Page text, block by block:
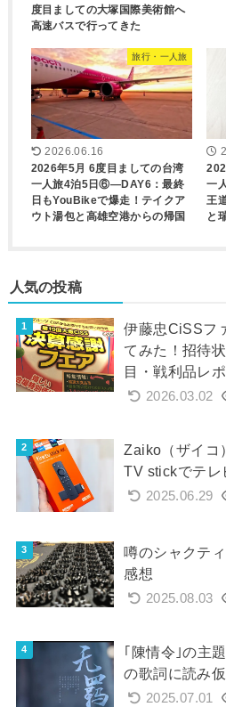
度目ましての大塚国際美術館へ
高速バスで行ってきた
旅行・一人旅
2026.06.16
2026年5月 6度目ましての台湾
一人旅4泊5日⑥―DAY6：最終
日もYouBikeで爆走！テイクア
ウト湯包と高雄空港からの帰国
一
王
と
人気の投稿
伊藤忠CiSSフ
てみた！招待
目・戦利品レポ
2026.03.02
Zaiko（ザイコ
TV stickでテレ
2025.06.29
噂のシャクテ
感想
2025.08.03
｢陳情令｣の主
の歌詞に読み
2025.07.01